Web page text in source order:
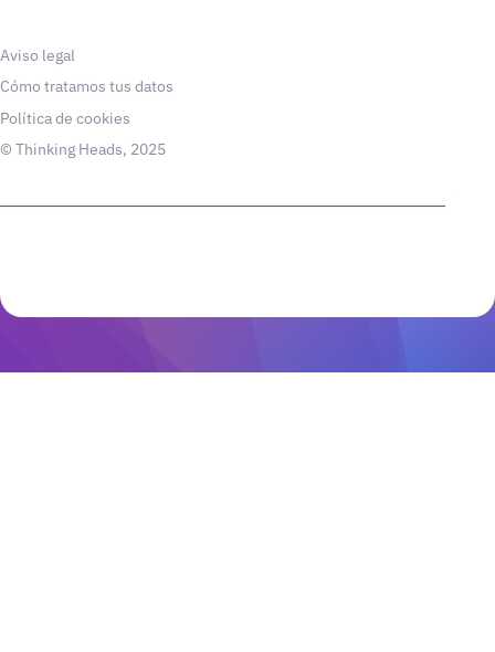
Aviso legal
Cómo tratamos tus datos
Política de cookies
© Thinking Heads, 2025